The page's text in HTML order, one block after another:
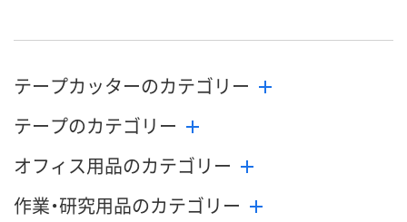
テープカッターのカテゴリー
テープのカテゴリー
オフィス用品のカテゴリー
作業・研究用品のカテゴリー